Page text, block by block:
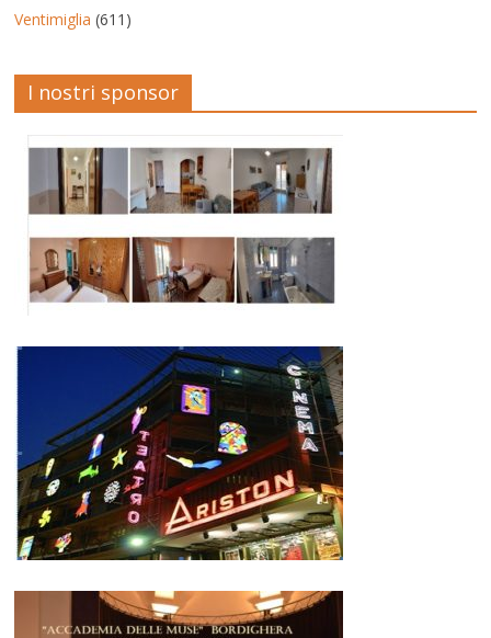
Ventimiglia (611)
I nostri sponsor